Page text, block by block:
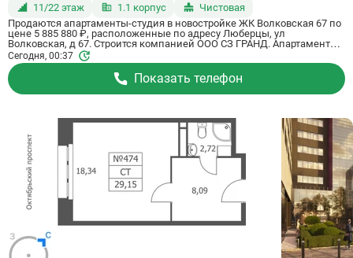
11/22 этаж 1.1 корпус
Чистовая
Продаются апартаменты-студия в новостройке ЖК Волковская 67 по
цене 5 885 880 ₽, расположенные по адресу Люберцы, ул
Волковская, д 67. Строится компанией ООО СЗ ГРАНД. Апартаменты
сдаются в 3 квартале 2027 года с чистовой отделкой, в 20 минутах на
машине от метро Некрасовка. Общая площадь апартаментов - 25.18
кв. м. Этаж 11 из 21. ID апартаментов на СтройкиРУ 725076, сообщите
его когда будете звонить.
Сегодня, 00:37
Показать телефон